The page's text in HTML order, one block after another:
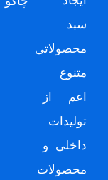
سبد
محصولاتی
متنوع
اعم از
تولیدات
داخلی و
محصولات